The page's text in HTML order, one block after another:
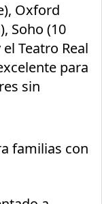
Oxford
Soho (10
Teatro Real
para
sin
familias con